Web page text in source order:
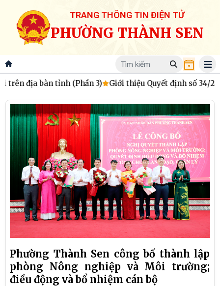
TRANG THÔNG TIN ĐIỆN TỬ
PHƯỜNG THÀNH SEN
3) Giới thiệu Quyết định số 34/2026/QĐ-UBND về
Phường Thành Sen công bố thành lập
phòng Nông nghiệp và Môi trường;
điều động và bổ nhiệm cán bộ